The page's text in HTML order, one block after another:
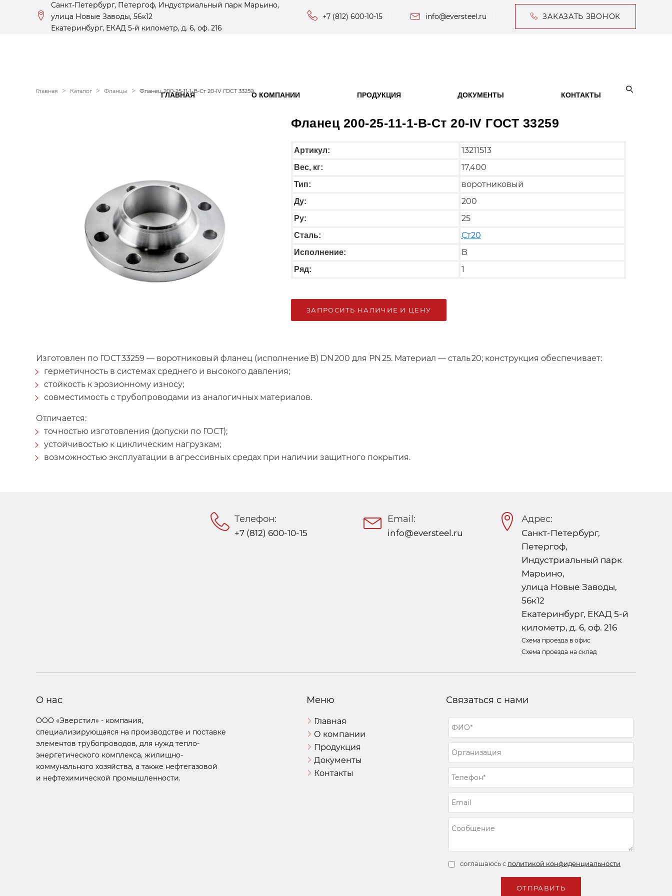
Санкт-Петербург, Петергоф, Индустриальный парк Марьино,
улица Новые Заводы, 56к12
Екатеринбург, ЕКАД 5-й километр, д. 6, оф. 216
+7 (812) 600-10-15 info@eversteel.ru ЗАКАЗАТЬ ЗВОНОК
ГЛАВНАЯ О КОМПАНИИ ПРОДУКЦИЯ ДОКУМЕНТЫ КОНТАКТЫ
Главная Каталог Фланцы Фланец 200-25-11-1-B-Ст 20-IV ГОСТ 33259
Фланец 200-25-11-1-B-Ст 20-IV ГОСТ 33259
Артикул: 13211513
Вес, кг: 17,400
Тип: воротниковый
Ду: 200
Ру: 25
Сталь: Ст20
Исполнение: В
Ряд: 1
ЗАПРОСИТЬ НАЛИЧИЕ И ЦЕНУ
Изготовлен по ГОСТ 33259 — воротниковый фланец (исполнение B) DN 200 для PN 25. Материал — сталь 20; конструкция обеспечивает:
герметичность в системах среднего и высокого давления;
стойкость к эрозионному износу;
совместимость с трубопроводами из аналогичных материалов.
Отличается:
точностью изготовления (допуски по ГОСТ);
устойчивостью к циклическим нагрузкам;
возможностью эксплуатации в агрессивных средах при наличии защитного покрытия.
Телефон:
+7 (812) 600-10-15
Email:
info@eversteel.ru
Адрес:
Санкт-Петербург,
Петергоф,
Индустриальный парк
Марьино,
улица Новые Заводы,
56к12
Екатеринбург, ЕКАД 5-й
километр, д. 6, оф. 216
Схема проезда в офис
Схема проезда на склад
О нас
ООО «Эверстил» - компания,
специализирующаяся на производстве и поставке
элементов трубопроводов, для нужд тепло-
энергетического комплекса, жилищно-
коммунального хозяйства, а также нефтегазовой
и нефтехимической промышленности.
Меню
Главная
О компании
Продукция
Документы
Контакты
Связаться с нами
соглашаюсь с политикой конфиденциальности